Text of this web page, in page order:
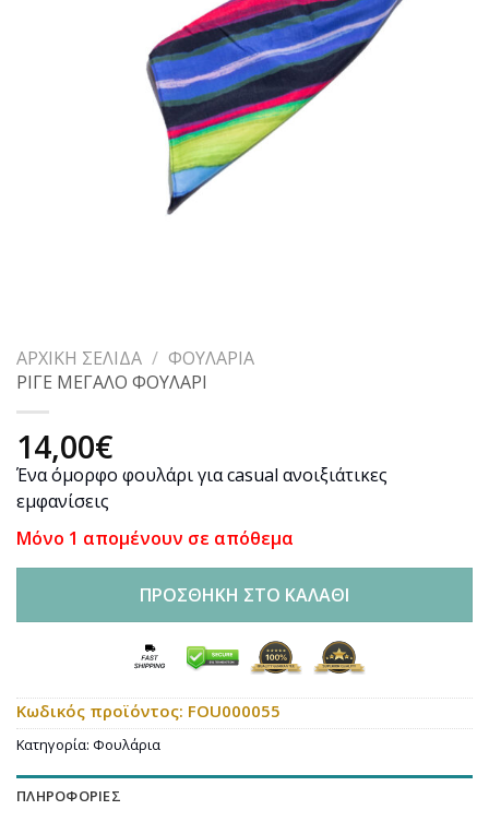
ΑΡΧΙΚΉ ΣΕΛΊΔΑ / ΦΟΥΛΆΡΙΑ
ΡΙΓΕ ΜΕΓΑΛΟ ΦΟΥΛΑΡΙ
14,00€
Ένα όμορφο φουλάρι για casual ανοιξιάτικες
εμφανίσεις
Μόνο 1 απομένουν σε απόθεμα
ΠΡΟΣΘΉΚΗ ΣΤΟ ΚΑΛΆΘΙ
Κωδικός προϊόντος: FOU000055
Κατηγορία: Φουλάρια
ΠΛΗΡΟΦΟΡΊΕΣ